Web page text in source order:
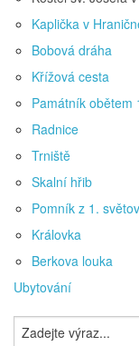
Kaplička v
Bobová dráha
Křížová cesta
Památník obětem
Radnice
Trniště
Skalní hřib
Pomník z 1.
Královka
Berkova louka
Ubytování